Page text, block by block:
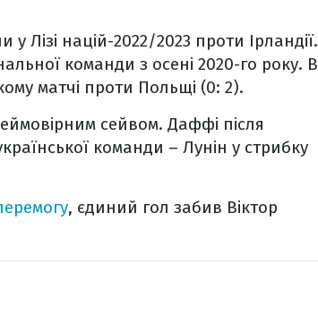
у Лізі націй-2022/2023 проти Ірландії.
команди з осені 2020-го року. В
матчі проти Польщі (0: 2).
сейвом. Даффі після
команди – Лунін у стрибку
, єдиний гол забив Віктор